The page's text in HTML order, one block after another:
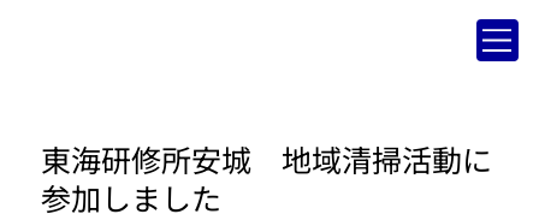
東海研修所安城 地域清掃活動に
参加しました